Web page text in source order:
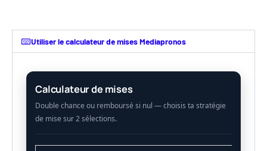
Utiliser le calculateur de mises Mediapronos
Calculateur de mises